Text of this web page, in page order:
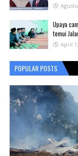
Upaya
temui
April
POPULAR POSTS